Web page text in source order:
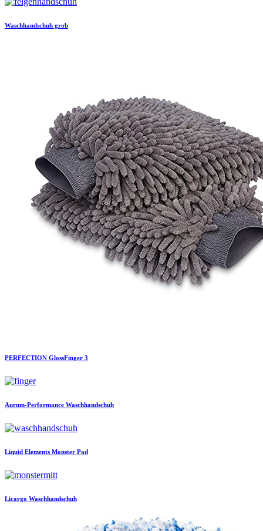
Waschhandschuh grob
PERFECTION GlossFinger 3
Aurum-Performance Waschhandschuh
Liquid Elements Monster Pad
Licargo Waschhandschuh